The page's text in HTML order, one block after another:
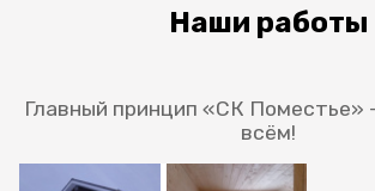
Наши работы
Главный принцип «СК Поместье»
всём!